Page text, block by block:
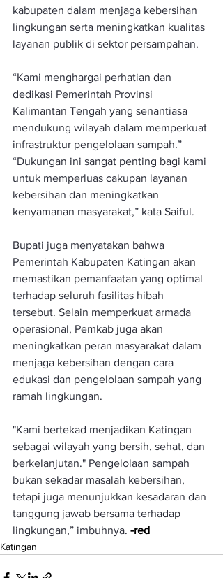
kabupaten dalam menjaga kebersihan
lingkungan serta meningkatkan kualitas
layanan publik di sektor persampahan.
“Kami menghargai perhatian dan
dedikasi Pemerintah Provinsi
Kalimantan Tengah yang senantiasa
mendukung wilayah dalam memperkuat
infrastruktur pengelolaan sampah.”
“Dukungan ini sangat penting bagi kami
untuk memperluas cakupan layanan
kebersihan dan meningkatkan
kenyamanan masyarakat,” kata Saiful.
Bupati juga menyatakan bahwa
Pemerintah Kabupaten Katingan akan
memastikan pemanfaatan yang optimal
terhadap seluruh fasilitas hibah
tersebut. Selain memperkuat armada
operasional, Pemkab juga akan
meningkatkan peran masyarakat dalam
menjaga kebersihan dengan cara
edukasi dan pengelolaan sampah yang
ramah lingkungan.
"Kami bertekad menjadikan Katingan
sebagai wilayah yang bersih, sehat, dan
berkelanjutan." Pengelolaan sampah
bukan sekadar masalah kebersihan,
tetapi juga menunjukkan kesadaran dan
tanggung jawab bersama terhadap
lingkungan,” imbuhnya. -red
Katingan